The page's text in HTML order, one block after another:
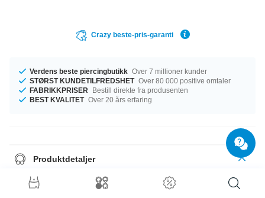
Crazy beste-pris-garanti
Verdens beste piercingbutikk Over 7 millioner kunder
STØRST KUNDETILFREDSHET Over 80 000 positive omtaler
FABRIKKPRISER
Bestill direkte fra produsenten
BEST KVALITET Over 20 års erfaring
Produktdetaljer
Den perfekte følgesvenn i enhver anledning … tilgjengelig med diameter
fra 10 mm til 30 mm. Fargepaletten er stor, med blant annet Antique Gold,